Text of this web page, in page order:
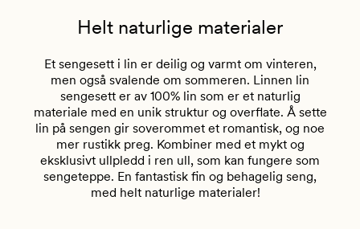
Helt naturlige materialer
Et sengesett i lin er deilig og varmt om vinteren,
men også svalende om sommeren. Linnen lin
sengesett er av 100% lin som er et naturlig
materiale med en unik struktur og overflate. Å sette
lin på sengen gir soverommet et romantisk, og noe
mer rustikk preg. Kombiner med et mykt og
eksklusivt ullpledd i ren ull, som kan fungere som
sengeteppe. En fantastisk fin og behagelig seng,
med helt naturlige materialer!